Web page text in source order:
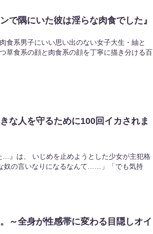
で隅にいた彼は淫らな肉食でした』
食系男子にいい思い出のない女子大生・紬と
草食系の顔と肉食系の顔を丁寧に描き分ける百
な人を守るために100回イカされま
』は、 いじめを止めようとした少女が主犯格
奴の言いなりになるなんて……」「でも気持
～全身が性感帯に変わる目隠しオイ